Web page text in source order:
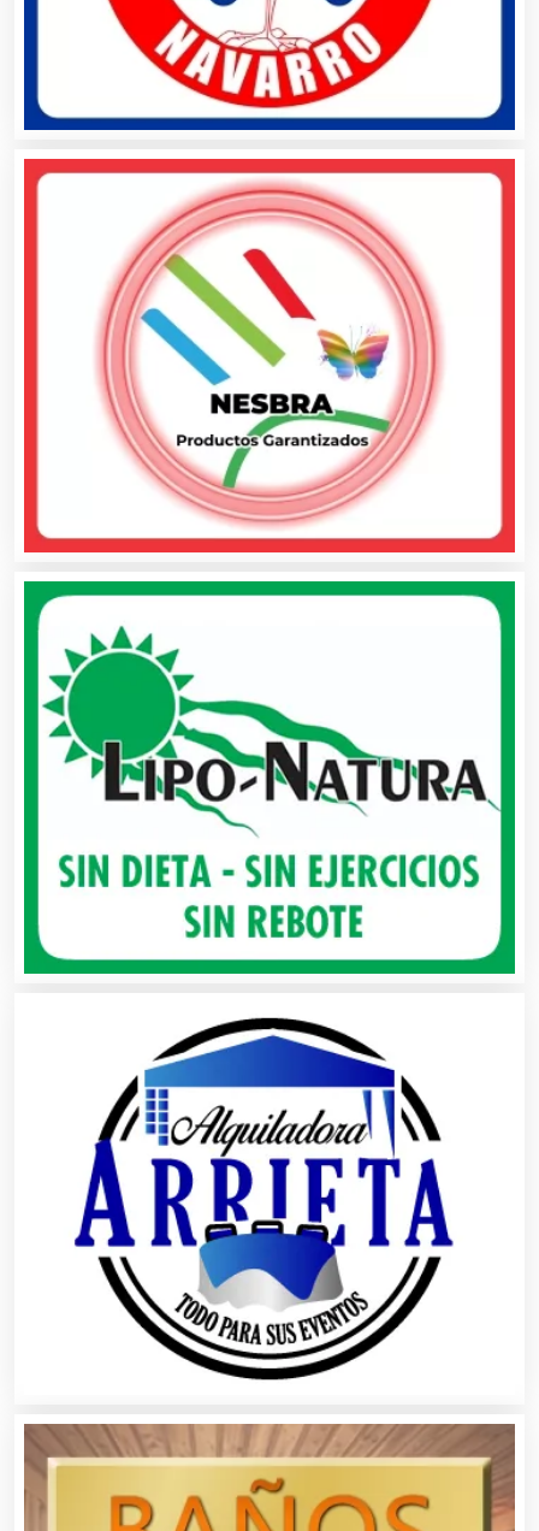
Automóviles Nuevos y Usados
Autopartes Eléctricas
Balnearios
Bancos
Banquetes
Basculas
Bebidas
Bordados y Estampados
Buceo
Cafeterías
Cajas de Ahorro
Cámaras de Comercio
Camiones para Fletes